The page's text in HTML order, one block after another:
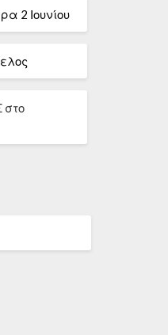
2 Ιουνίου
στο